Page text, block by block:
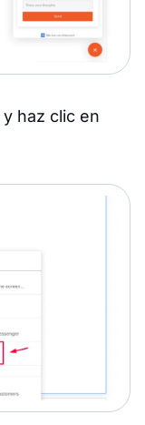
y haz clic en